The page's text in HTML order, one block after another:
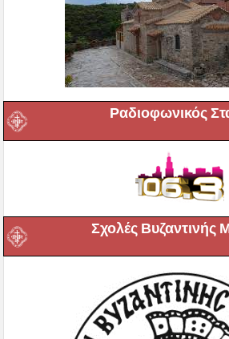
Ραδιοφωνικός
Σχολές Βυζαντινής